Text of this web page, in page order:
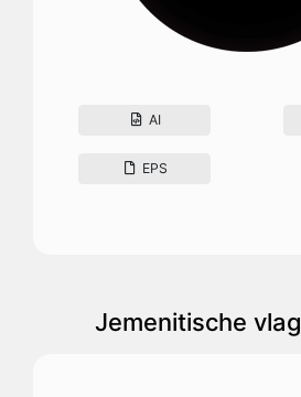
AI
EPS
Jemenitische vlag